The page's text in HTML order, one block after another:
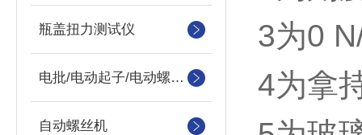
瓶盖扭力测试仪
电批/电动起子/电动螺丝刀
自动螺丝机
3为0
4为拿